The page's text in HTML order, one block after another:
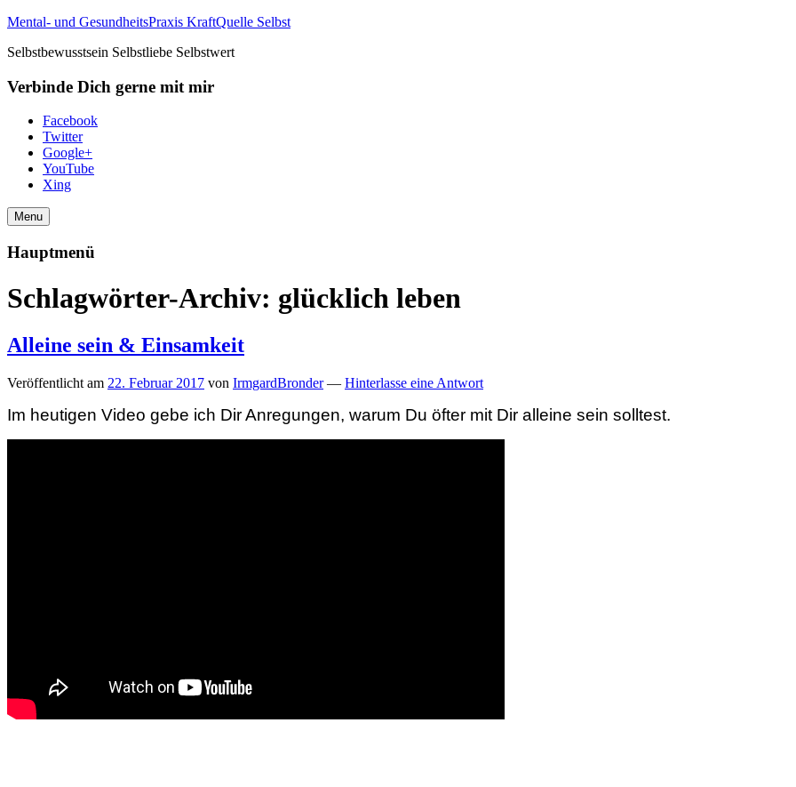
Mental- und GesundheitsPraxis KraftQuelle Selbst
Selbstbewusstsein Selbstliebe Selbstwert
Verbinde Dich gerne mit mir
Facebook
Twitter
Google+
YouTube
Xing
Menu
Hauptmenü
Schlagwörter-Archiv: glücklich leben
Alleine sein & Einsamkeit
Veröffentlicht am 22. Februar 2017 von IrmgardBronder — Hinterlasse eine Antwort
Im heutigen Video gebe ich Dir Anregungen, warum Du öfter mit Dir alleine sein solltest.